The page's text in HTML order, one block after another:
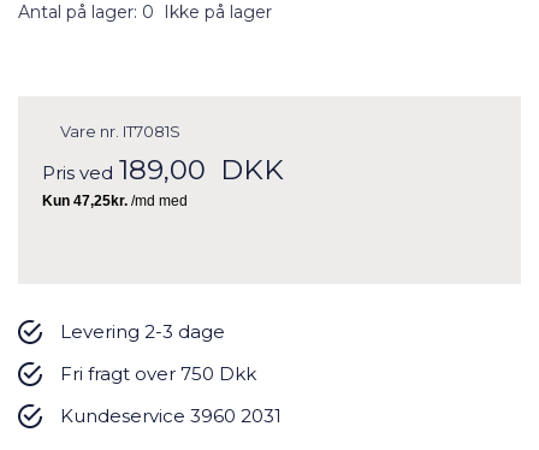
Antal på lager: 0 Ikke på lager
Vare nr. IT7081S
Pris ved 189,00 DKK
Levering 2-3 dage
Fri fragt over 750 Dkk
Kundeservice 3960 2031